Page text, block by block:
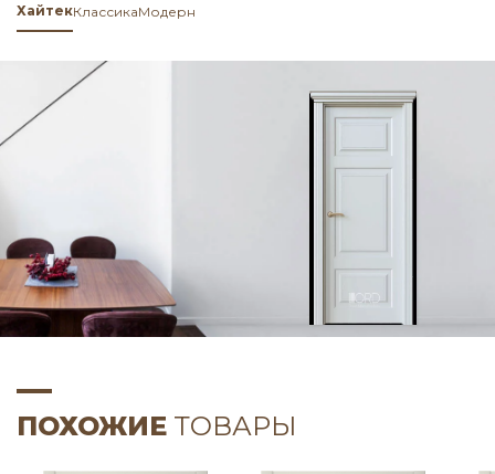
ХайтекКлассикаМодерн
ПОХОЖИЕ ТОВАРЫ